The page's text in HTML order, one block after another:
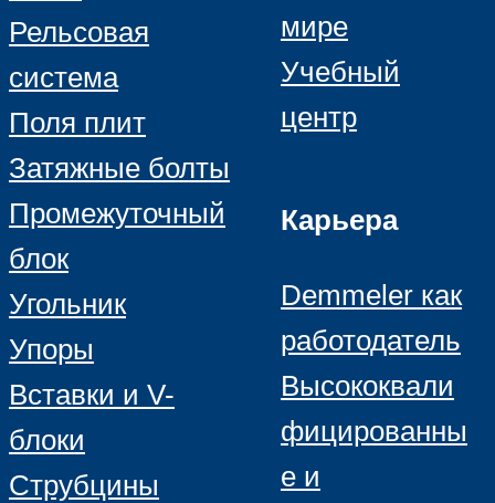
Рельсовая
система
Поля плит
Затяжные болты
Промежуточный
блок
Угольник
Упоры
Вставки и V-
блоки
Струбцины
мире
Учебный
центр
Карьера
Demmeler как
работодатель
Высококвали
фицированны
е и